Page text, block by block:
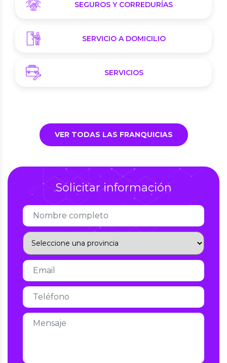
SEGUROS Y CORREDURÍAS
SERVICIO A DOMICILIO
SERVICIOS
VER TODAS LAS FRANQUICIAS
Solicitar información